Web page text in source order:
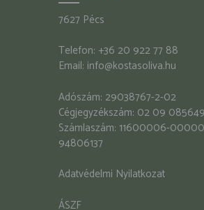
7627 Pécs
Telefon: +36 20 922 77 88
Email: info@kostasoliva.hu
Adószám: 29038767-2-02
Cégjegyzékszám: 02 09 085649
Számlaszám: 11600006-
94806137
Adatvédelmi Nyilatkozat
ÁSZF